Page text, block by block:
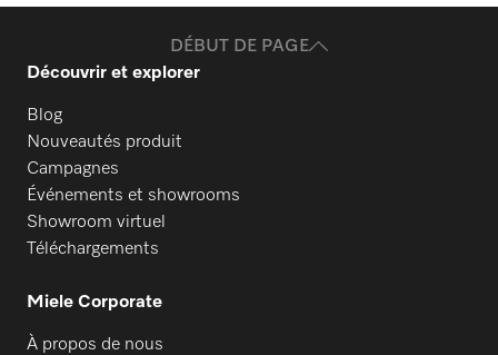
DÉBUT DE PAGE
Découvrir et explorer
Blog
Nouveautés produit
Campagnes
Événements et showrooms
Showroom virtuel
Téléchargements
Miele Corporate
À propos de nous